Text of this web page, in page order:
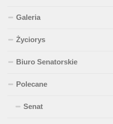
Galeria
Życiorys
Biuro Senatorskie
Polecane
Senat